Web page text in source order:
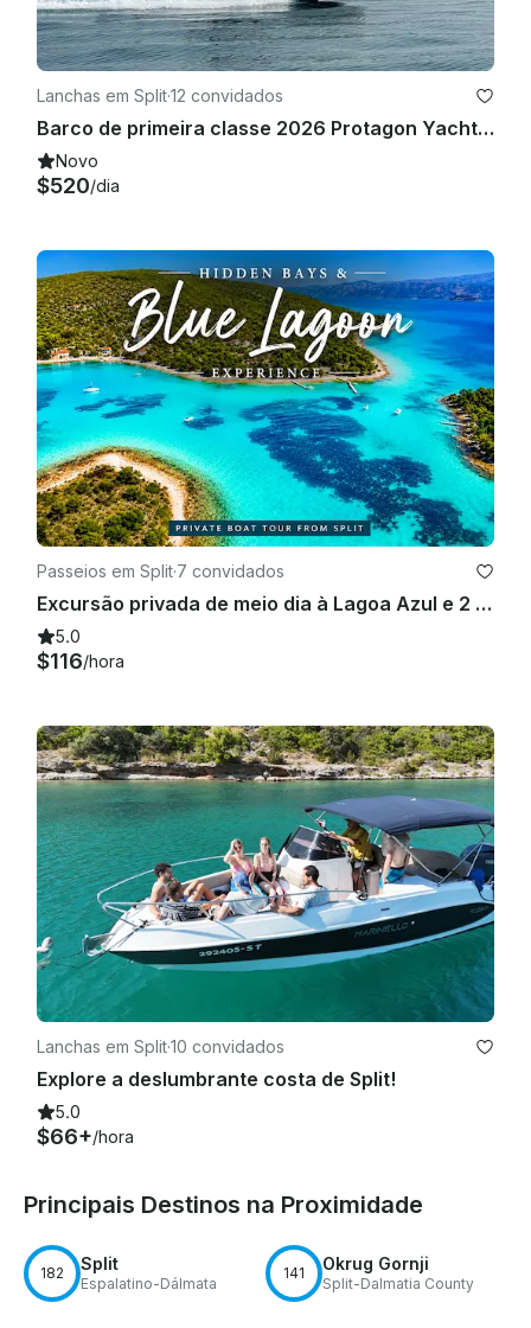
Lanchas em Split·12 convidados
Barco de primeira classe 2026 Protagon Yacht 25 com motor Honda 250 Hp em Split
Novo
$520/dia
Passeios em Split·7 convidados
Excursão privada de meio dia à Lagoa Azul e 2 ilhas secretas de Split ou Trogir
5.0
$116/hora
Lanchas em Split·10 convidados
Explore a deslumbrante costa de Split!
5.0
$66+/hora
Principais Destinos na Proximidade
182 Split
Espalatino-Dálmata
141 Okrug Gornji
Split-Dalmatia County